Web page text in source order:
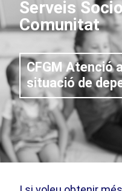
Serveis
Comunitat
CFGM Atenció
situació de